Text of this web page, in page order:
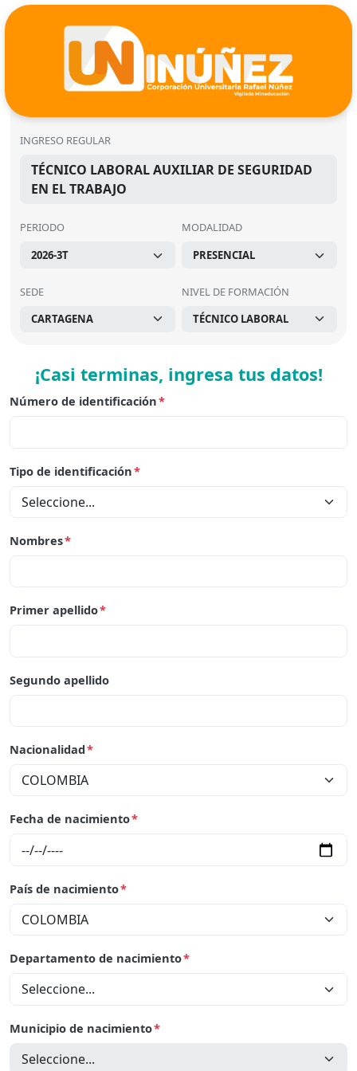
INGRESO REGULAR
TÉCNICO LABORAL AUXILIAR DE SEGURIDAD
EN EL TRABAJO
PERIODO MODALIDAD
SEDE NIVEL DE FORMACIÓN
¡Casi terminas, ingresa tus datos!
Número de identificación*
Tipo de identificación*
Nombres*
Primer apellido*
Segundo apellido
Nacionalidad*
Fecha de nacimiento*
País de nacimiento*
Departamento de nacimiento*
Municipio de nacimiento*